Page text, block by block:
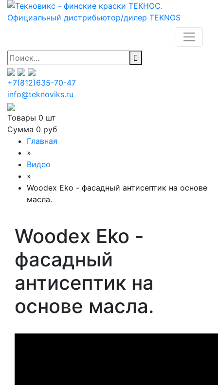
+7(812)635-70-47
info@teknoviks.ru
Товары 0 шт
Сумма 0 руб
Главная
»
Видео
»
Woodex Eko - фасадный антисептик на основе
масла.
Woodex Eko -
фасадный
антисептик на
основе масла.